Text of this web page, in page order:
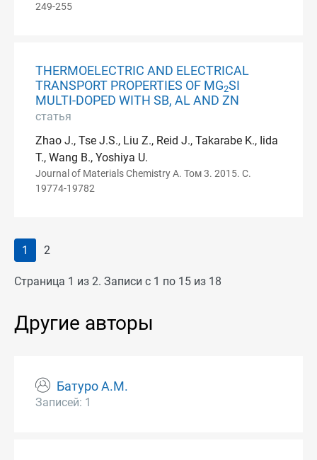
249-255
THERMOELECTRIC AND ELECTRICAL
TRANSPORT PROPERTIES OF MG2SI
MULTI-DOPED WITH SB, AL AND ZN
статья
Zhao J., Tse J.S., Liu Z., Reid J., Takarabe K., Iida
T., Wang B., Yoshiya U.
Journal of Materials Chemistry A. Том 3. 2015. С.
19774-19782
1 2
Страница 1 из 2. Записи с 1 по 15 из 18
Другие авторы
Батуро А.М.
Записей: 1